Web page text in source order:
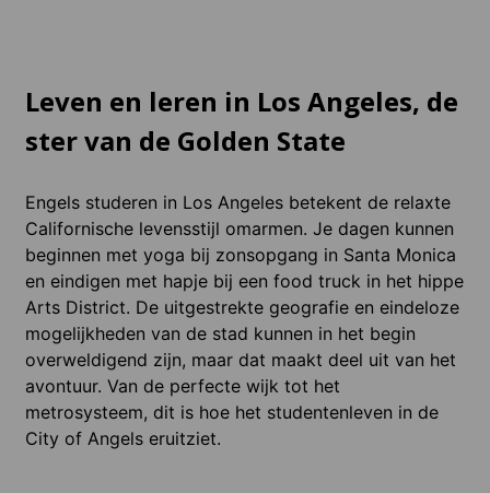
Leven en leren in Los Angeles, de
ster van de Golden State
Engels studeren in Los Angeles betekent de relaxte
Californische levensstijl omarmen. Je dagen kunnen
beginnen met yoga bij zonsopgang in Santa Monica
en eindigen met hapje bij een food truck in het hippe
Arts District. De uitgestrekte geografie en eindeloze
mogelijkheden van de stad kunnen in het begin
overweldigend zijn, maar dat maakt deel uit van het
avontuur. Van de perfecte wijk tot het
metrosysteem, dit is hoe het studentenleven in de
City of Angels eruitziet.